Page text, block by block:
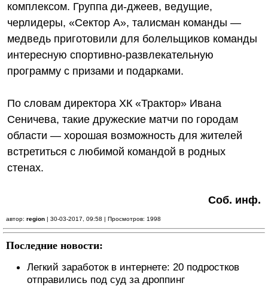
комплексом. Группа ди-джеев, ведущие,
черлидеры, «Сектор А», талисман команды —
медведь приготовили для болельщиков команды
интересную спортивно-развлекательную
программу с призами и подарками.
По словам директора ХК «Трактор» Ивана
Сеничева, такие дружеские матчи по городам
области — хорошая возможность для жителей
встретиться с любимой командой в родных
стенах.
Соб. инф.
автор: region | 30-03-2017, 09:58 | Просмотров: 1998
Последние новости:
Легкий заработок в интернете: 20 подростков
отправились под суд за дроппинг